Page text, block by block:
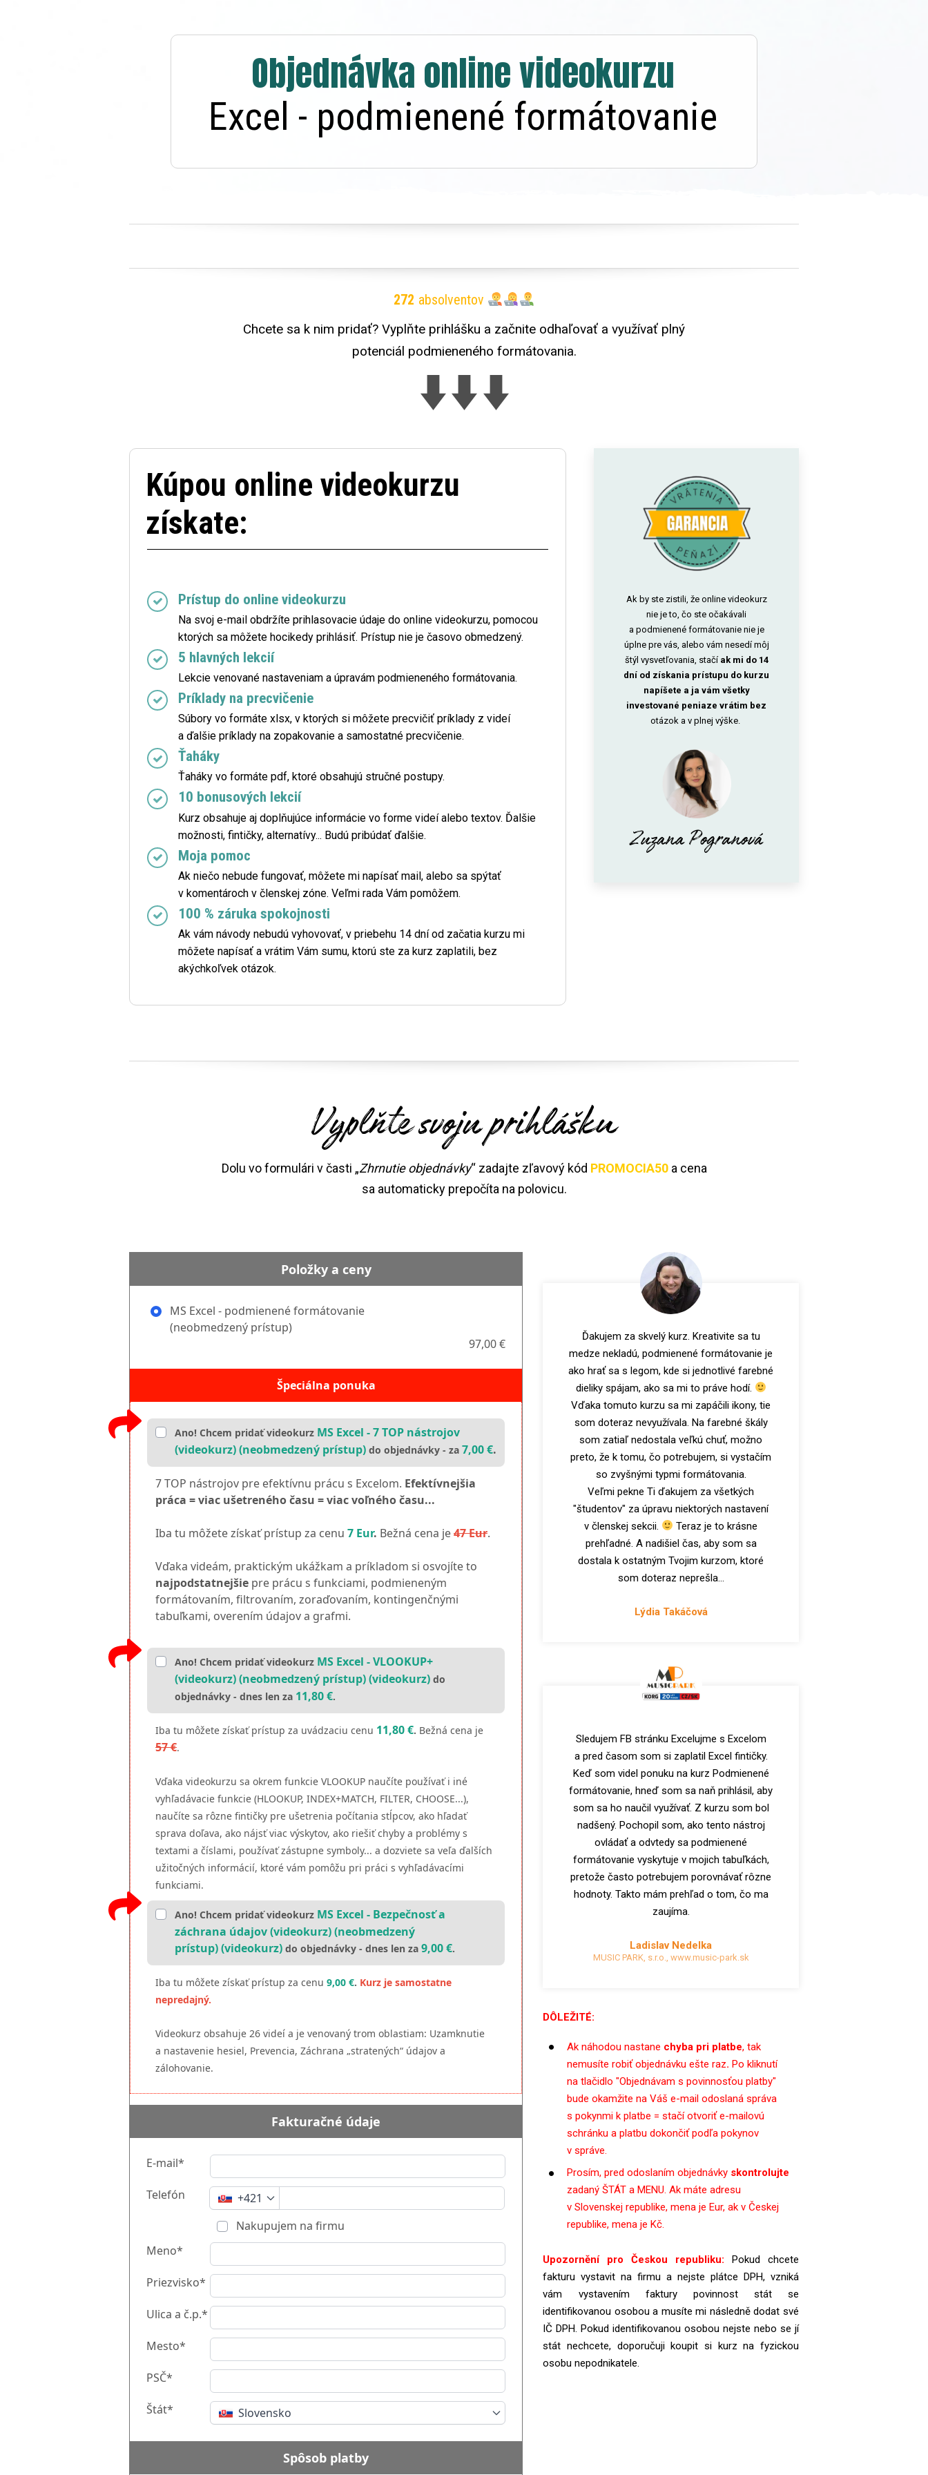
Objednávka online videokurzu
Excel - podmienené formátovanie
272 absolventov
Chcete sa k nim pridať? Vyplňte prihlášku a začnite odhaľovať a využívať plný
potenciál podmieneného formátovania.
Kúpou online videokurzu
získate:
Prístup do online videokurzu
Na svoj e-mail obdržíte prihlasovacie údaje do online videokurzu, pomocou
ktorých sa môžete hocikedy prihlásiť. Prístup nie je časovo obmedzený.
5 hlavných lekcií
Lekcie venované nastaveniam a úpravám podmieneného formátovania.
Príklady na precvičenie
Súbory vo formáte xlsx, v ktorých si môžete precvičiť príklady z videí
a ďalšie príklady na zopakovanie a samostatné precvičenie.
Ťaháky
Ťaháky vo formáte pdf, ktoré obsahujú stručné postupy.
10 bonusových lekcií
Kurz obsahuje aj doplňujúce informácie vo forme videí alebo textov. Ďalšie
možnosti, fintičky, alternatívy... Budú pribúdať ďalšie.
Moja pomoc
Ak niečo nebude fungovať, môžete mi napísať mail, alebo sa spýtať
v komentároch v členskej zóne. Veľmi rada Vám pomôžem.
100 % záruka spokojnosti
Ak vám návody nebudú vyhovovať, v priebehu 14 dní od začatia kurzu mi
môžete napísať a vrátim Vám sumu, ktorú ste za kurz zaplatili, bez
akýchkoľvek otázok.
Ak by ste zistili, že online videokurz
nie je to, čo ste očakávali
a podmienené formátovanie nie je
úplne pre vás, alebo vám nesedí môj
štýl vysvetľovania, stačí ak mi do 14
dní od získania prístupu do kurzu
napíšete a ja vám všetky
investované peniaze vrátim bez
otázok a v plnej výške.
Zuzana Pogranová
Vyplňte svoju prihlášku
Dolu vo formulári v časti „Zhrnutie objednávky“ zadajte zľavový kód PROMOCIA50 a cena
sa automaticky prepočíta na polovicu.
Položky a ceny
MS Excel - podmienené formátovanie
(neobmedzený prístup)
97,00 €
Špeciálna ponuka
Ano! Chcem pridať videokurz MS Excel - 7 TOP nástrojov
(videokurz) (neobmedzený prístup) do objednávky - za 7,00 €.
7 TOP nástrojov pre efektívnu prácu s Excelom. Efektívnejšia
práca = viac ušetreného času = viac voľného času...
Iba tu môžete získať prístup za cenu 7 Eur. Bežná cena je47 Eur.
Vďaka videám, praktickým ukážkam a príkladom si osvojíte to
najpodstatnejšie pre prácu s funkciami, podmieneným
formátovaním, filtrovaním, zoraďovaním, kontingenčnými
tabuľkami, overením údajov a grafmi.
Ano! Chcem pridať videokurz MS Excel - VLOOKUP+
(videokurz) (neobmedzený prístup) (videokurz) do
objednávky - dnes len za 11,80 €.
Iba tu môžete získať prístup za uvádzaciu cenu 11,80 €. Bežná cena je
57 €.
Vďaka videokurzu sa okrem funkcie VLOOKUP naučíte používať i iné
vyhľadávacie funkcie (HLOOKUP, INDEX+MATCH, FILTER, CHOOSE...),
naučíte sa rôzne fintičky pre ušetrenia počítania stĺpcov, ako hľadať
sprava doľava, ako nájsť viac výskytov, ako riešiť chyby a problémy s
textami a číslami, používať zástupne symboly... a dozviete sa veľa ďalších
užitočných informácií, ktoré vám pomôžu pri práci s vyhľadávacími
funkciami.
Ano! Chcem pridať videokurz MS Excel - Bezpečnosť a
záchrana údajov (videokurz) (neobmedzený
prístup)(videokurz) do objednávky - dnes len za 9,00 €.
Iba tu môžete získať prístup za cenu 9,00 €. Kurz je samostatne
nepredajný.
Videokurz obsahuje 26 videí a je venovaný trom oblastiam: Uzamknutie
a nastavenie hesiel, Prevencia, Záchrana „stratených“ údajov a
zálohovanie.
Fakturačné údaje
E-mail*
Telefón
+421
Nakupujem na firmu
Meno*
Priezvisko*
Ulica a č.p.*
Mesto*
PSČ*
Štát* Slovensko
Spôsob platby
Ďakujem za skvelý kurz. Kreativite sa tu
medze nekladú, podmienené formátovanie je
ako hrať sa s legom, kde si jednotlivé farebné
dieliky spájam, ako sa mi to práve hodí.
Vďaka tomuto kurzu sa mi zapáčili ikony, tie
som doteraz nevyužívala. Na farebné škály
som zatiaľ nedostala veľkú chuť, možno
preto, že k tomu, čo potrebujem, si vystačím
so zvyšnými typmi formátovania.
Veľmi pekne Ti ďakujem za všetkých
"študentov" za úpravu niektorých nastavení
v členskej sekcii.
Teraz je to krásne
prehľadné. A nadišiel čas, aby som sa
dostala k ostatným Tvojim kurzom, ktoré
som doteraz neprešla...
Lýdia Takáčová
Sledujem FB stránku Excelujme s Excelom
a pred časom som si zaplatil Excel fintičky.
Keď som videl ponuku na kurz Podmienené
formátovanie, hneď som sa naň prihlásil, aby
som sa ho naučil využívať. Z kurzu som bol
nadšený. Pochopil som, ako tento nástroj
ovládať a odvtedy sa podmienené
formátovanie vyskytuje v mojich tabuľkách,
pretože často potrebujem porovnávať rôzne
hodnoty. Takto mám prehľad o tom, čo ma
zaujíma.
Ladislav Nedelka
MUSIC PARK, s.r.o., www.music-park.sk
DÔLEŽITÉ:
Ak náhodou nastane chyba pri platbe, tak
nemusíte robiť objednávku ešte raz. Po kliknutí
na tlačidlo "Objednávam s povinnosťou platby"
bude okamžite na Váš e-mail odoslaná správa
s pokynmi k platbe = stačí otvoriť e-mailovú
schránku a platbu dokončiť podľa pokynov
v správe.
Prosím, pred odoslaním objednávky skontrolujte
zadaný ŠTÁT a MENU. Ak máte adresu
v Slovenskej republike, mena je Eur, ak v Českej
republike, mena je Kč.
Upozornění pro Českou republiku: Pokud chcete
fakturu vystavit na firmu a nejste plátce DPH, vzniká
vám vystavením faktury povinnost stát se
identifikovanou osobou a musíte mi následně dodat své
IČ DPH. Pokud identifikovanou osobou nejste nebo se jí
stát nechcete, doporučuji koupit si kurz na fyzickou
osobu nepodnikatele.